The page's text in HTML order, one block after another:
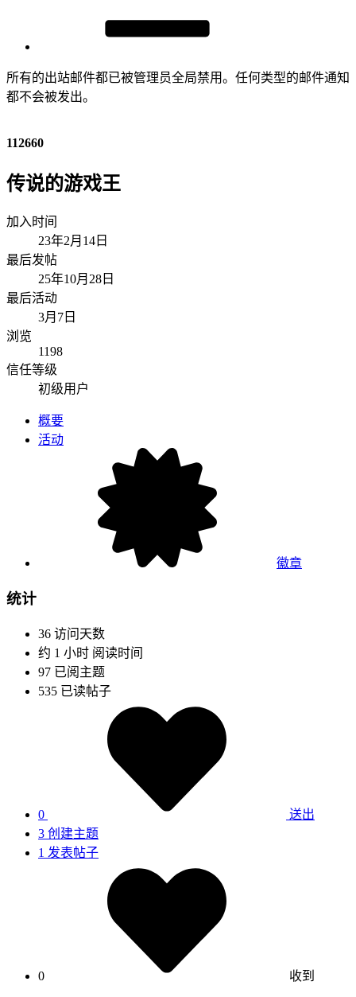
所有的出站邮件都已被管理员全局禁用。任何类型的邮件通知
都不会被发出。
112660
传说的游戏王
加入时间
23年2月14日
最后发帖
25年10月28日
最后活动
3月7日
浏览
1198
信任等级
初级用户
概要
活动
徽章
统计
36 访问天数
约 1 小时 阅读时间
97 已阅主题
535 已读帖子
0
送出
3 创建主题
1 发表帖子
0 收到